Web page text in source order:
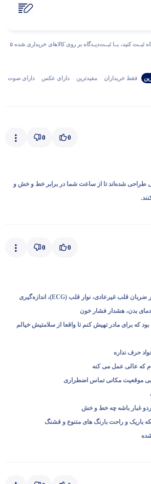
شمـا هـم دربـاره ایـن کــالا دیــدگاه ثبــت کنید، بــا ثبــت‌دیـدگاه بر روی کالاهای خریداری شده ۵
فقط‌ خریداران‌ مفیدترین دارای‌ عکس دارای‌ صوت
0
0
طراحی شده‌اند تا از ساعت شما در برابر خط و خش و
0
0
ردیابی فعالیت و خواب، هشدار ضربان قلب غیرعادی، نوار قلب (ECG)، اندازه‌گیری
بدن، هشدار فشار خون
که برای مادر تهیش کنم تا واقعا از سلامتیش خیالم
حرف نداره
که عالی عمل می کنه
موقعیت مکانی تماس اضطراری
غبار باشه چه خط و خش
باریک و راحت بارنگ های متنوع و قشنگ